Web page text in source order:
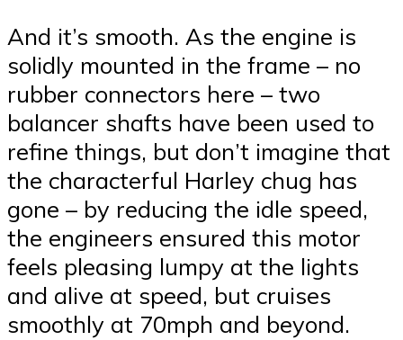
And it’s smooth. As the engine is
solidly mounted in the frame – no
rubber connectors here – two
balancer shafts have been used to
refine things, but don’t imagine that
the characterful Harley chug has
gone – by reducing the idle speed,
the engineers ensured this motor
feels pleasing lumpy at the lights
and alive at speed, but cruises
smoothly at 70mph and beyond.